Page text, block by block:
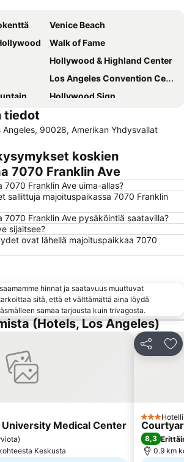
Venice Beach
Walk of Fame
Hollywood & Highland Center
Los Angeles Convention Center
Hollywood Sign
The Original Farmers Market
Rodeo Drive
Malibu
Griffith Observatory
Warner Bros Studio Tour
Coliseum
Paramount Pictures Studio Tour
Los Angeles County Museum of Art
Griffith Park
Hall
County
The Getty Center Los Angeles
Hollywood Bowl
Los Feliz Municipal Golf Course
tiedot
Angeles, 90028, Amerikan Yhdysvallat
koskien
7070 Franklin Ave
7070 Franklin Ave uima-allas?
sallittuja majoituspaikassa 7070 Franklin
7070 Franklin Ave pysäköintiä saatavilla?
sijaitsee?
ovat lähellä majoituspaikkaa 7070
hinnat ja saatavuus muuttuvat
sitä, että et välttämättä aina löydä
samaa tarjousta kuin trivagosta.
(Hotels, Los Angeles)
Medical Center
)
Keskusta
Jaa
3 Hotelli
8,3
0.9 km